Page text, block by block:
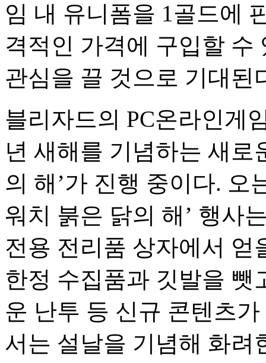
임 내 유니폼을 1골드에
격적인 가격에 구입할 수
관심을 끌 것으로 기대된
블리자드의 PC온라인게
년 새해를 기념하는 새로
의 해’가 진행 중이다. 오
워치 붉은 닭의 해’ 행사
전용 전리품 상자에서 얻
한정 수집품과 깃발을 뺏
운 난투 등 신규 콘텐츠
서는 설날을 기념해 화려